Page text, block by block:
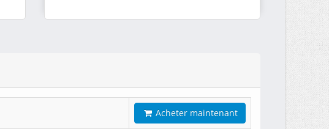
Acheter maintenant